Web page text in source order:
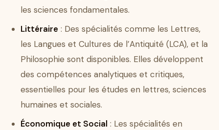
les sciences fondamentales.
Littéraire : Des spécialités comme les Lettres,
les Langues et Cultures de l’Antiquité (LCA), et la
Philosophie sont disponibles. Elles développent
des compétences analytiques et critiques,
essentielles pour les études en lettres, sciences
humaines et sociales.
Économique et Social : Les spécialités en